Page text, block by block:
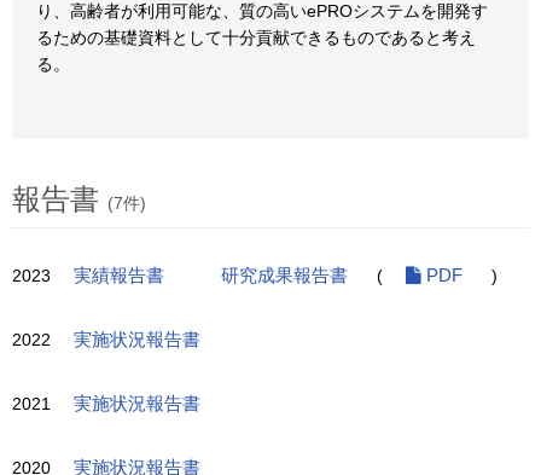
り、高齢者が利用可能な、質の高いePROシステムを開発す
るための基礎資料として十分貢献できるものであると考え
る。
報告書 (7件)
2023 実績報告書 研究成果報告書 ( PDF )
2022 実施状況報告書
2021 実施状況報告書
2020 実施状況報告書